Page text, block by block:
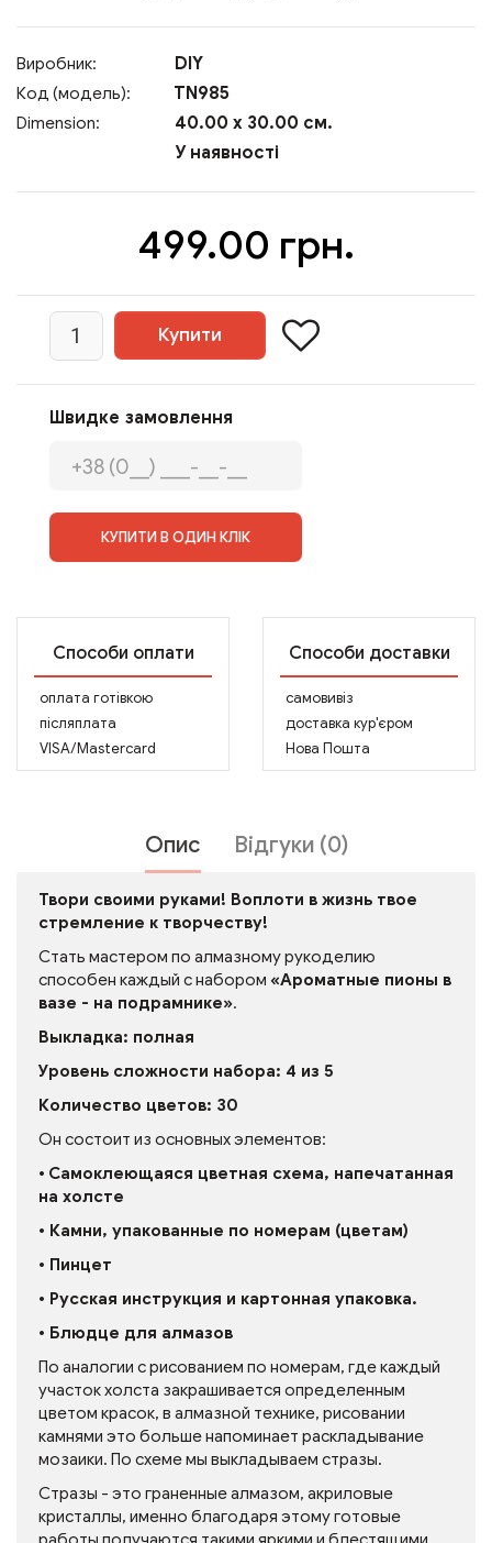
Виробник: DIY
Код (модель): TN985
Dimension:
40.00 x 30.00 см.
У наявності
499.00 грн.
Швидке замовлення
КУПИТИ В ОДИН КЛІК
Способи оплати
оплата готівкою
післяплата
VISA/Mastercard
Способи доставки
самовивіз
доставка кур'єром
Нова Пошта
Опис Відгуки (0)
Твори своими руками! Воплоти в жизнь твое
стремление к творчеству!
Стать мастером по алмазному рукоделию
способен каждый с набором «Ароматные пионы в
вазе - на подрамнике».
Выкладка: полная
Уровень сложности набора: 4 из 5
Количество цветов: 30
Он состоит из основных элементов:
• Самоклеющаяся цветная схема, напечатанная
на холсте
• Камни, упакованные по номерам (цветам)
• Пинцет
• Русская инструкция и картонная упаковка.
• Блюдце для алмазов
По аналогии с рисованием по номерам, где каждый
участок холста закрашивается определенным
цветом красок, в алмазной технике, рисовании
камнями это больше напоминает раскладывание
мозаики. По схеме мы выкладываем стразы.
Стразы - это граненные алмазом, акриловые
кристаллы, именно благодаря этому готовые